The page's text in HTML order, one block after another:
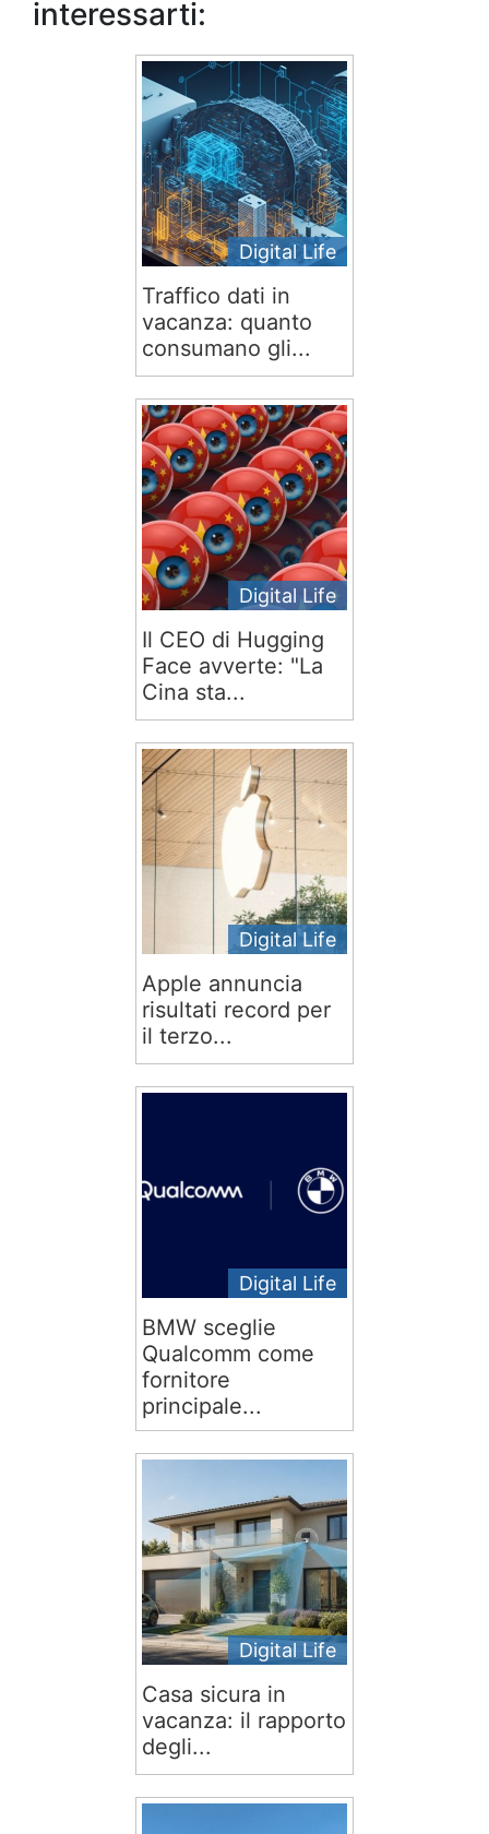
interessarti:
Digital Life
Traffico dati in
vacanza: quanto
consumano gli...
Digital Life
Il CEO di Hugging
Face avverte: "La
Cina sta...
Digital Life
Apple annuncia
risultati record per
il terzo...
Digital Life
BMW sceglie
Qualcomm come
fornitore
principale...
Digital Life
Casa sicura in
vacanza: il rapporto
degli...